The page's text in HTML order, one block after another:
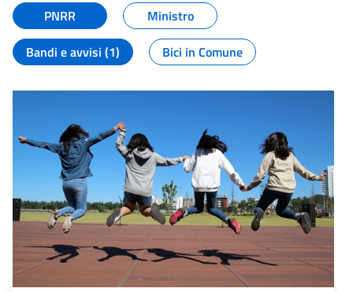
PNRR
Ministro
Bandi e avvisi (1)
Bici in Comune